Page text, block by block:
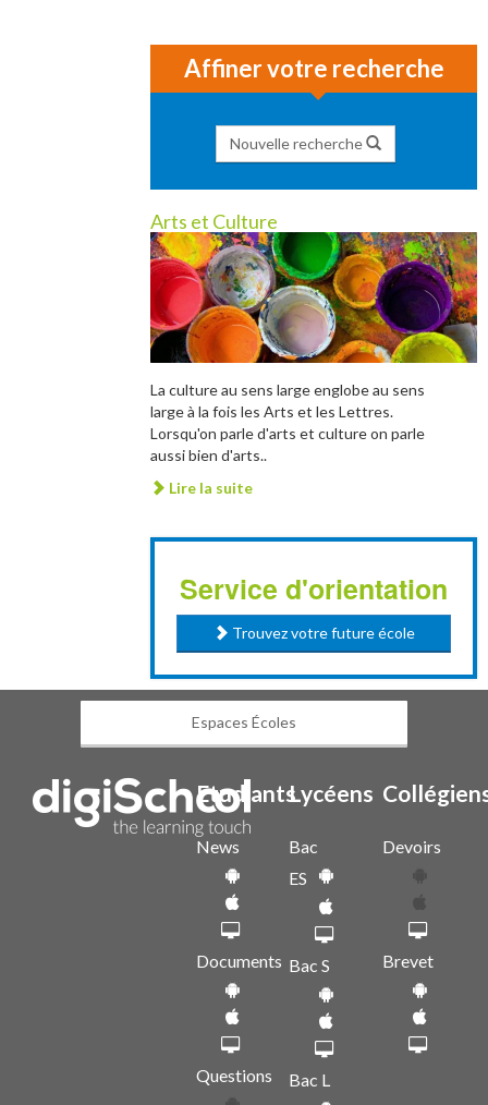
Affiner votre recherche
Nouvelle recherche
Arts et Culture
La culture au sens large englobe au sens
large à la fois les Arts et les Lettres.
Lorsqu'on parle d'arts et culture on parle
aussi bien d'arts..
Lire la suite
Service d'orientation
Trouvez votre future école
Espaces Écoles
Etudiants
News
Documents
Questions
Lycéens
Bac
ES
Bac S
Bac L
Devoirs
Brevet